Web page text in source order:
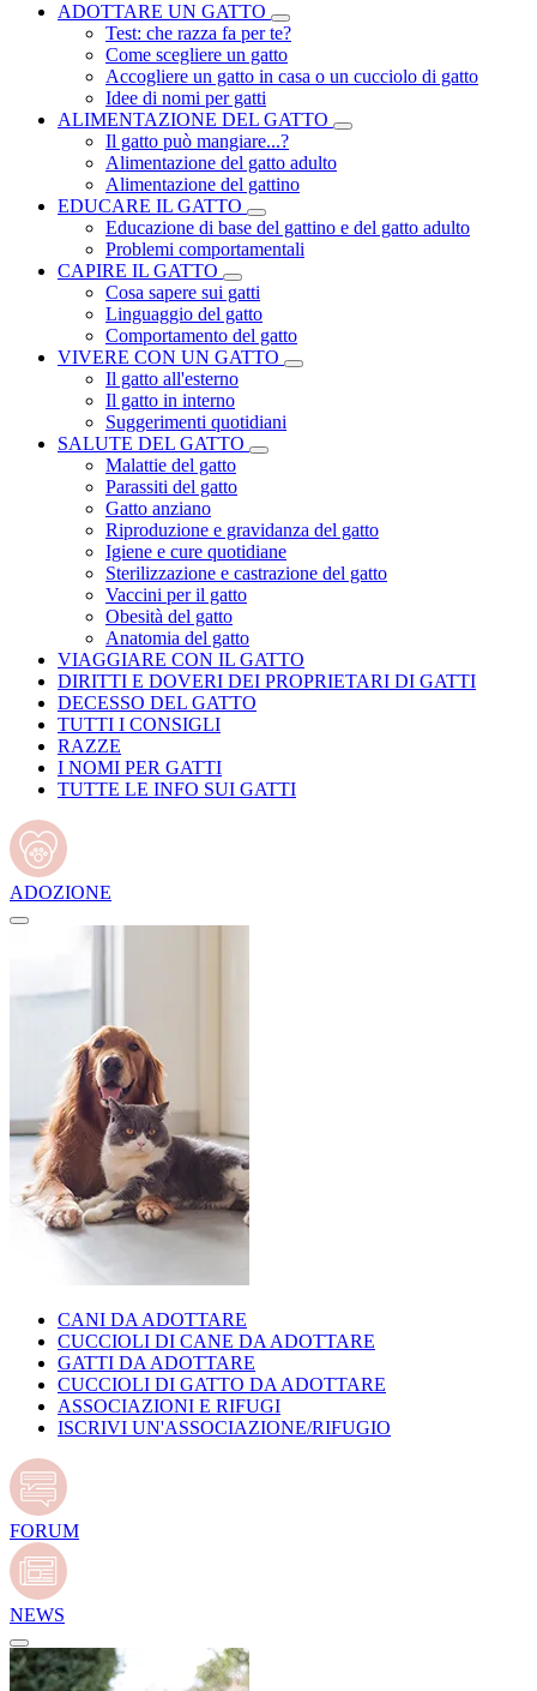
ADOTTARE UN GATTO
Test: che razza fa per te?
Come scegliere un gatto
Accogliere un gatto in casa o un cucciolo di gatto
Idee di nomi per gatti
ALIMENTAZIONE DEL GATTO
Il gatto può mangiare...?
Alimentazione del gatto adulto
Alimentazione del gattino
EDUCARE IL GATTO
Educazione di base del gattino e del gatto adulto
Problemi comportamentali
CAPIRE IL GATTO
Cosa sapere sui gatti
Linguaggio del gatto
Comportamento del gatto
VIVERE CON UN GATTO
Il gatto all'esterno
Il gatto in interno
Suggerimenti quotidiani
SALUTE DEL GATTO
Malattie del gatto
Parassiti del gatto
Gatto anziano
Riproduzione e gravidanza del gatto
Igiene e cure quotidiane
Sterilizzazione e castrazione del gatto
Vaccini per il gatto
Obesità del gatto
Anatomia del gatto
VIAGGIARE CON IL GATTO
DIRITTI E DOVERI DEI PROPRIETARI DI GATTI
DECESSO DEL GATTO
TUTTI I CONSIGLI
RAZZE
I NOMI PER GATTI
TUTTE LE INFO SUI GATTI
ADOZIONE
CANI DA ADOTTARE
CUCCIOLI DI CANE DA ADOTTARE
GATTI DA ADOTTARE
CUCCIOLI DI GATTO DA ADOTTARE
ASSOCIAZIONI E RIFUGI
ISCRIVI UN'ASSOCIAZIONE/RIFUGIO
FORUM
NEWS